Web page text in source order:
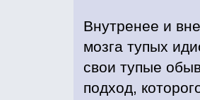
Внутренее и
мозга тупых
свои тупые
подход,